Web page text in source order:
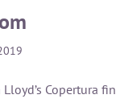
Lloyd’s Copertura